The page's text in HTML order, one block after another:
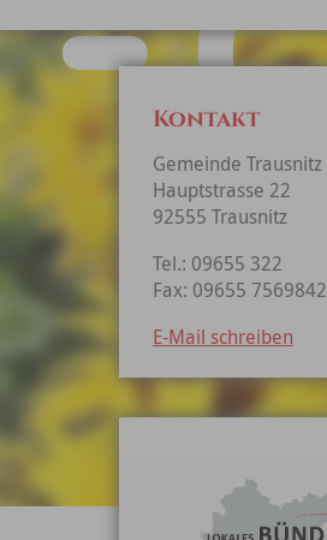
Kontakt
Gemeinde Trausnitz
Hauptstrasse 22
92555 Trausnitz
Tel.: 09655 322
Fax: 09655 7569842
E-Mail schreiben